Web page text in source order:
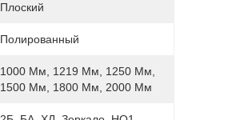
Плоский
Полированный
1000 Мм, 1219 Мм, 1250 Мм,
1500 Мм, 1800 Мм, 2000 Мм